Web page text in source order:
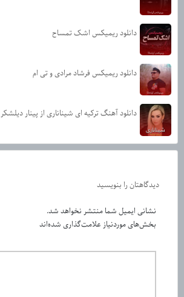
دانلود ریمیکس اشک تمساح
دانلود ریمیکس فرشاد مرادی و تی ام
دانلود آهنگ ترکیه ای شیناناری از پینار دیلشکر
دیدگاهتان را بنویسید
نشانی ایمیل شما منتشر نخواهد شد.
بخش‌های موردنیاز علامت‌گذاری شده‌اند